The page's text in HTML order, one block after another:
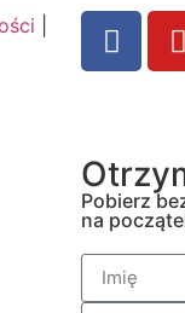
Pobierz
na